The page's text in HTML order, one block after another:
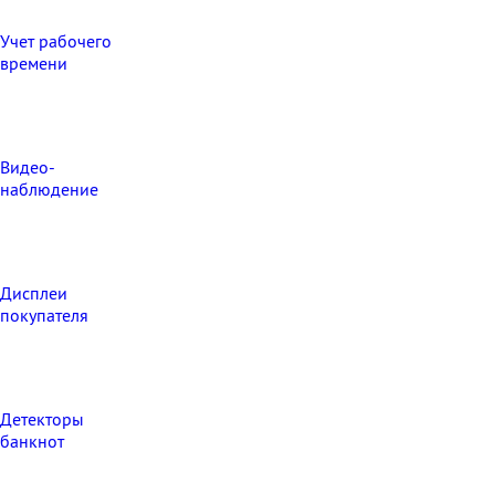
Учет рабочего
времени
Видео‑
наблюдение
Дисплеи
покупателя
Детекторы
банкнот